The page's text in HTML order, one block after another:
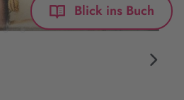
Blick ins Buch